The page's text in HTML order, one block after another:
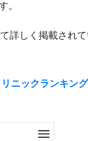
。
詳しく掲載され
ニックランキン